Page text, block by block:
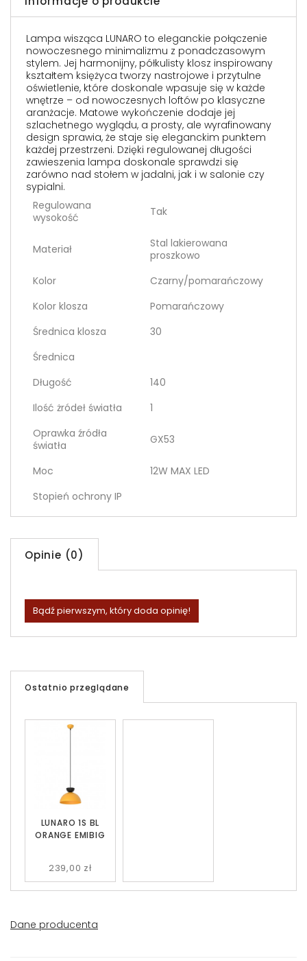
Lampa wisząca LUNARO to eleganckie połączenie
nowoczesnego minimalizmu z ponadczasowym
stylem. Jej harmonijny, półkulisty klosz inspirowany
kształtem księżyca tworzy nastrojowe i przytulne
oświetlenie, które doskonale wpasuje się w każde
wnętrze – od nowoczesnych loftów po klasyczne
aranżacje. Matowe wykończenie dodaje jej
szlachetnego wyglądu, a prosty, ale wyrafinowany
design sprawia, że staje się eleganckim punktem
każdej przestrzeni. Dzięki regulowanej długości
zawieszenia lampa doskonale sprawdzi się
zarówno nad stołem w jadalni, jak i w salonie czy
sypialni.
Regulowana
wysokość
Tak
Materiał
Stal lakierowana
proszkowo
Kolor
Czarny/pomarańczowy
Kolor klosza
Pomarańczowy
Średnica klosza
30
Średnica
Długość
140
Ilość żródeł światła
1
Oprawka źródła
światła
GX53
Moc
12W MAX LED
Stopień ochrony IP
Opinie (0)
Bądź pierwszym, który doda opinię!
Ostatnio przeglądane
LUNARO 1S BL
ORANGE EMIBIG
239,00 zł
Dane producenta